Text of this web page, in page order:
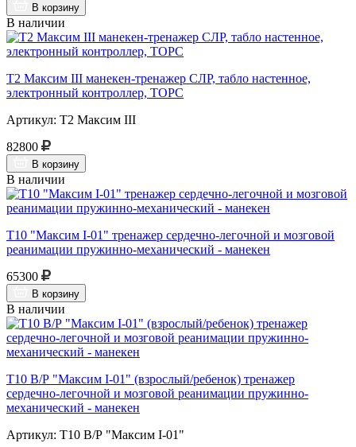
В корзину
В наличии
Т2 Максим III манекен-тренажер СЛР, табло настенное,
электронный контроллер, ТОРС
Артикул: Т2 Максим III
82800
В корзину
В наличии
Т10 "Максим I-01" тренажер сердечно-легочной и мозговой
реанимации пружинно-механический - манекен
65300
В корзину
В наличии
Т10 В/Р "Максим I-01" (взрослый/ребенок) тренажер
сердечно-легочной и мозговой реанимации пружинно-
механический - манекен
Артикул: Т10 В/Р "Максим I-01"